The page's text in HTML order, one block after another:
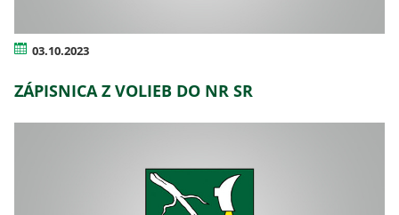
03.10.2023
ZÁPISNICA Z VOLIEB DO NR SR